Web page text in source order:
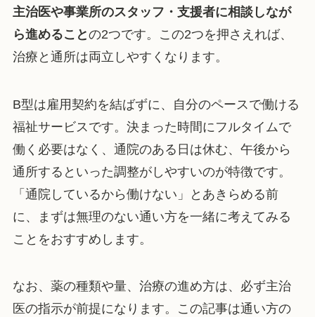
主治医や事業所のスタッフ・支援者に相談しなが
ら進めることの2つです。この2つを押さえれば、
治療と通所は両立しやすくなります。
B型は雇用契約を結ばずに、自分のペースで働ける
福祉サービスです。決まった時間にフルタイムで
働く必要はなく、通院のある日は休む、午後から
通所するといった調整がしやすいのが特徴です。
「通院しているから働けない」とあきらめる前
に、まずは無理のない通い方を一緒に考えてみる
ことをおすすめします。
なお、薬の種類や量、治療の進め方は、必ず主治
医の指示が前提になります。この記事は通い方の